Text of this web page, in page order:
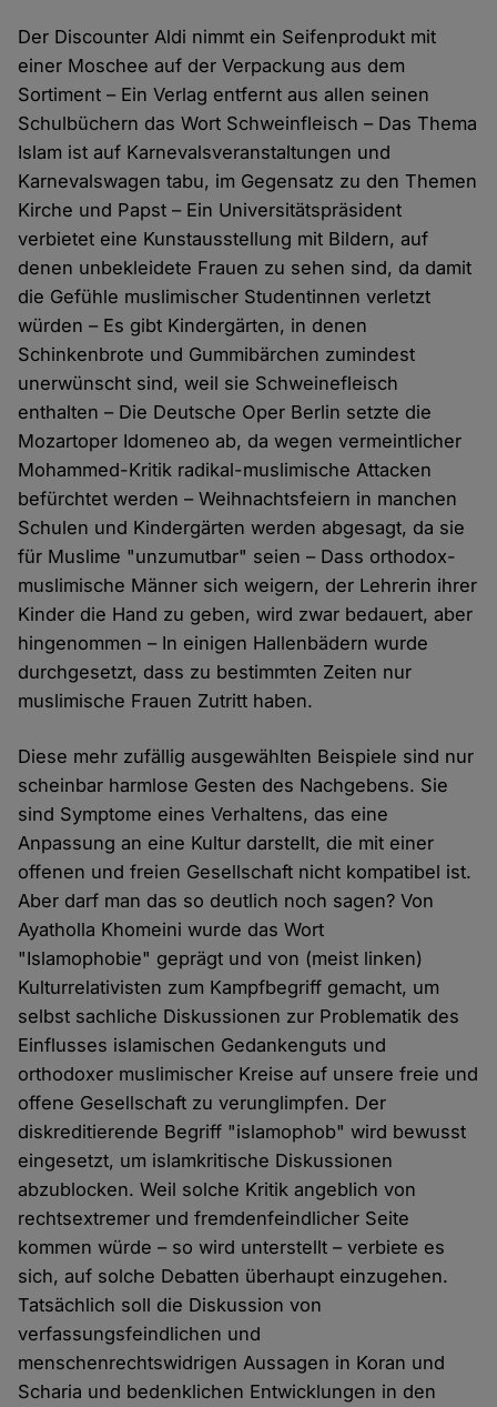
Der Discounter Aldi nimmt ein Seifenprodukt mit
einer Moschee auf der Verpackung aus dem
Sortiment – Ein Verlag entfernt aus allen seinen
Schulbüchern das Wort Schweinfleisch – Das Thema
Islam ist auf Karnevalsveranstaltungen und
Karnevalswagen tabu, im Gegensatz zu den Themen
Kirche und Papst – Ein Universitätspräsident
verbietet eine Kunstausstellung mit Bildern, auf
denen unbekleidete Frauen zu sehen sind, da damit
die Gefühle muslimischer Studentinnen verletzt
würden – Es gibt Kindergärten, in denen
Schinkenbrote und Gummibärchen zumindest
unerwünscht sind, weil sie Schweinefleisch
enthalten – Die Deutsche Oper Berlin setzte die
Mozartoper Idomeneo ab, da wegen vermeintlicher
Mohammed-Kritik radikal-muslimische Attacken
befürchtet werden – Weihnachtsfeiern in manchen
Schulen und Kindergärten werden abgesagt, da sie
für Muslime "unzumutbar" seien – Dass orthodox-
muslimische Männer sich weigern, der Lehrerin ihrer
Kinder die Hand zu geben, wird zwar bedauert, aber
hingenommen – In einigen Hallenbädern wurde
durchgesetzt, dass zu bestimmten Zeiten nur
muslimische Frauen Zutritt haben.
Diese mehr zufällig ausgewählten Beispiele sind nur
scheinbar harmlose Gesten des Nachgebens. Sie
sind Symptome eines Verhaltens, das eine
Anpassung an eine Kultur darstellt, die mit einer
offenen und freien Gesellschaft nicht kompatibel ist.
Aber darf man das so deutlich noch sagen? Von
Ayatholla Khomeini wurde das Wort
"Islamophobie" geprägt und von (meist linken)
Kulturrelativisten zum Kampfbegriff gemacht, um
selbst sachliche Diskussionen zur Problematik des
Einflusses islamischen Gedankenguts und
orthodoxer muslimischer Kreise auf unsere freie und
offene Gesellschaft zu verunglimpfen. Der
diskreditierende Begriff "islamophob" wird bewusst
eingesetzt, um islamkritische Diskussionen
abzublocken. Weil solche Kritik angeblich von
rechtsextremer und fremdenfeindlicher Seite
kommen würde – so wird unterstellt – verbiete es
sich, auf solche Debatten überhaupt einzugehen.
Tatsächlich soll die Diskussion von
verfassungsfeindlichen und
menschenrechtswidrigen Aussagen in Koran und
Scharia und bedenklichen Entwicklungen in den